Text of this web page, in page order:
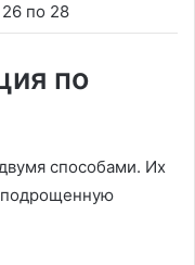
26 по 28
по
способами. Их
подрощенную